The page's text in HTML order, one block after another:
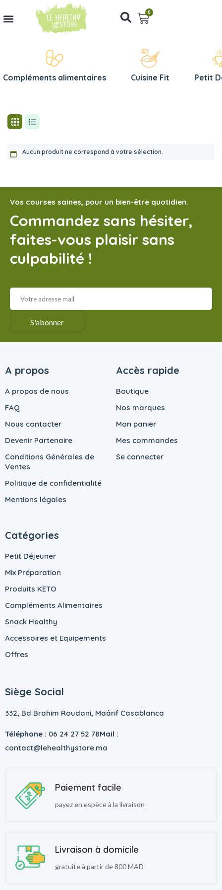
0
Compléments alimentaires Cuisine Fit Petit
Aucun produit ne correspond à votre sélection.
Vos courses saines, pour un bien-être quotidien.
Commandez sans hésiter,
faites-vous plaisir sans
culpabilité !
A propos
A propos de nous
FAQ
Nous contacter
Devenir Partenaire
Conditions Générales de
Ventes
Politique de confidentialité
Mentions légales
Accès rapide
Boutique
Nos marques
Mon panier
Mes commandes
Se connecter
Catégories
Petit Déjeuner
Mix Préparation
Produits KETO
Compléments Alimentaires
Snack Healthy
Accessoires et Equipements
Offres
Siège Social
332, Bd Brahim Roudani, Maârif Casablanca
Téléphone : 06 24 27 52 78Mail :
contact@lehealthystore.ma
Paiement facile
payez en espèce à la livraison
Livraison à domicile
gratuite à partir de 800 MAD